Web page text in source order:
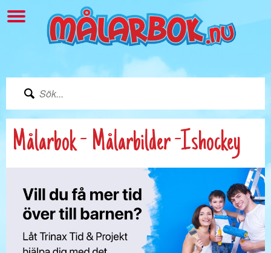
Målarbok - Målarbilder -Ishockey